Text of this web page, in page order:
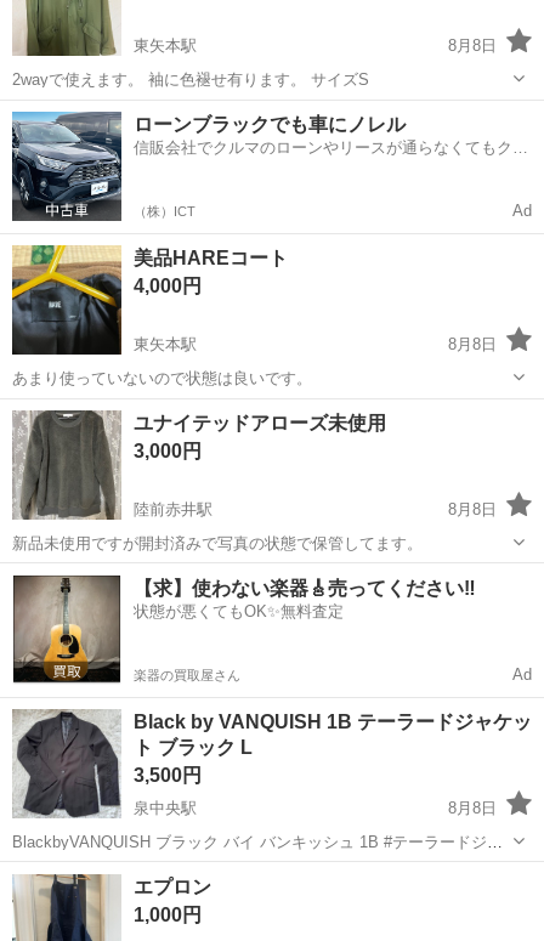
東矢本駅
8月8日
2wayで使えます。 袖に色褪せ有ります。 サイズS
宮城 東松島市 東矢本駅 ブルゾン
ローンブラックでも車にノレル
信販会社でクルマのローンやリースが通らなくてもクル
（株）ICT Ad
美品HAREコート
4,000円
東矢本駅
8月8日
あまり使っていないので状態は良いです。
宮城 東松島市 東矢本駅 ブルゾン 状態
ユナイテッドアローズ未使用
3,000円
陸前赤井駅
8月8日
新品未使用ですが開封済みで写真の状態で保管してます。
宮城 東松島市 陸前赤井駅 セーター 新品
【求】使わない楽器🎸売ってください‼️
状態が悪くてもOK✨無料査定
楽器の買取屋さん Ad
Black by VANQUISH 1B テーラードジャケッ
ト ブラック L
3,500円
泉中央駅
8月8日
BlackbyVANQUISH ブラック バイ バンキッシュ 1B #テーラードジャ
ケット #ジャケット 肩幅約43cm 身幅約52cm 袖丈約63cm 着丈約
70cm #ブラック #L メンズ ...
宮城 仙台市 泉中央駅
テーラードジャケット
エプロン
1,000円